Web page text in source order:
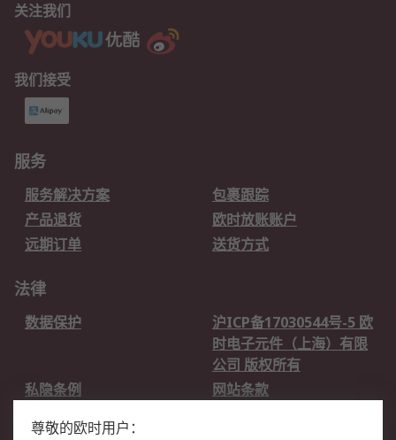
关注我们
我们接受
服务
服务解决方案
包裹跟踪
产品退货
欧时放账账户
远期订单
送货方式
法律
数据保护
沪ICP备17030544号-5 欧
时电子元件（上海）有限
公司 版权所有
私隐条例
网站条款
尊敬的欧时用户：